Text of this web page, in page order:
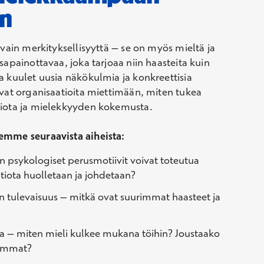
merkityksellisyyttä – se on myös mieltä ja
joka tarjoaa niin haasteita kuin
kuulet uusia näkökulmia ja konkreettisia
organisaatioita miettimään, miten tukea
ja mielekkyyden kokemusta.
seuraavista aiheista:
psykologiset perusmotiivit voivat toteutua
huolletaan ja johdetaan?
tulevaisuus– mitkä ovat suurimmat haasteet ja
– miten mieli kulkee mukana töihin? Joustaako